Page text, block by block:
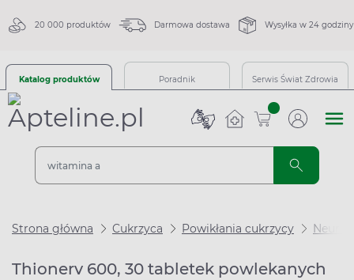
20 000 produktów Darmowa dostawa Wysyłka w 24 godziny
Katalog produktów Poradnik Serwis Świat Zdrowia
sztuk
Strona główna Cukrzyca Powikłania cukrzycy
Thionerv 600, 30 tabletek powlekanych